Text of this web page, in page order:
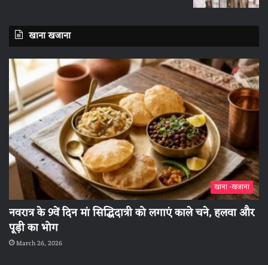
खाना खजाना
खाना -खजाना
नवरात्र के 9वें दिन मां सिद्धिदात्री को लगाएं काले चने, हलवा और
पूड़ी का भोग
March 26, 2026